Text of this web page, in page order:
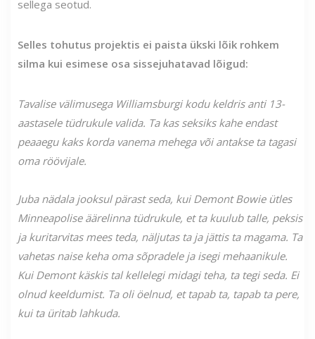
sellega seotud.
Selles tohutus projektis ei paista ükski lõik rohkem
silma kui esimese osa sissejuhatavad lõigud:
Tavalise välimusega Williamsburgi kodu keldris anti 13-
aastasele tüdrukule valida. Ta kas seksiks kahe endast
peaaegu kaks korda vanema mehega või antakse ta tagasi
oma röövijale.
Juba nädala jooksul pärast seda, kui Demont Bowie ütles
Minneapolise äärelinna tüdrukule, et ta kuulub talle, peksis
ja kuritarvitas mees teda, näljutas ta ja jättis ta magama. Ta
vahetas naise keha oma sõpradele ja isegi mehaanikule.
Kui Demont käskis tal kellelegi midagi teha, ta tegi seda. Ei
olnud keeldumist. Ta oli öelnud, et tapab ta, tapab ta pere,
kui ta üritab lahkuda.